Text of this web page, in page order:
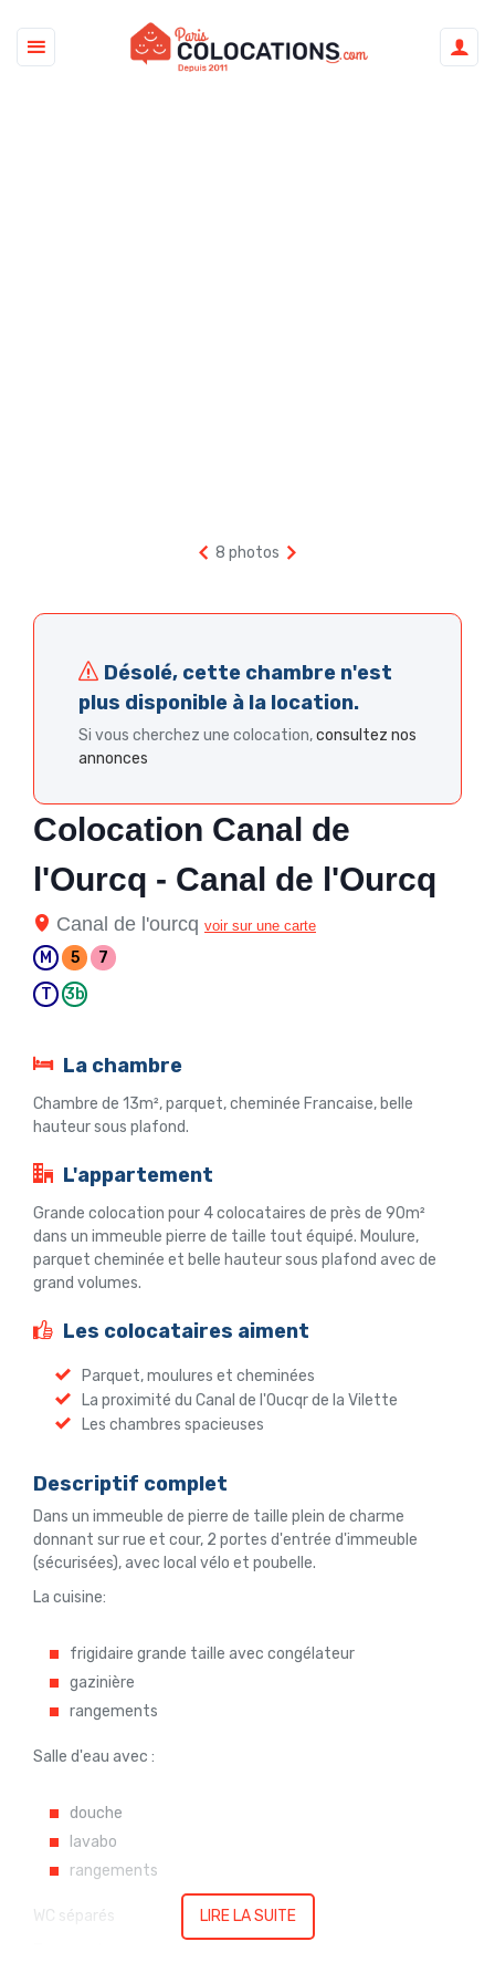
8 photos
Désolé, cette chambre n'est
plus disponible à la location.
Si vous cherchez une colocation,consultez nos
annonces
Colocation Canal de
l'Ourcq - Canal de l'Ourcq
Canal de l'ourcq voir sur une carte
M 5
7
T
3b
La chambre
Chambre de 13m², parquet, cheminée Francaise, belle
hauteur sous plafond.
L'appartement
Grande colocation pour 4 colocataires de près de 90m²
dans un immeuble pierre de taille tout équipé. Moulure,
parquet cheminée et belle hauteur sous plafond avec de
grand volumes.
Les colocataires aiment
Parquet, moulures et cheminées
La proximité du Canal de l'Oucqr de la Vilette
Les chambres spacieuses
LIRE LA SUITE
Descriptif complet
Dans un immeuble de pierre de taille plein de charme
donnant sur rue et cour, 2 portes d'entrée d'immeuble
(sécurisées), avec local vélo et poubelle.
La cuisine:
frigidaire grande taille avec congélateur
gazinière
rangements
Salle d'eau avec :
douche
lavabo
rangements
WC séparés